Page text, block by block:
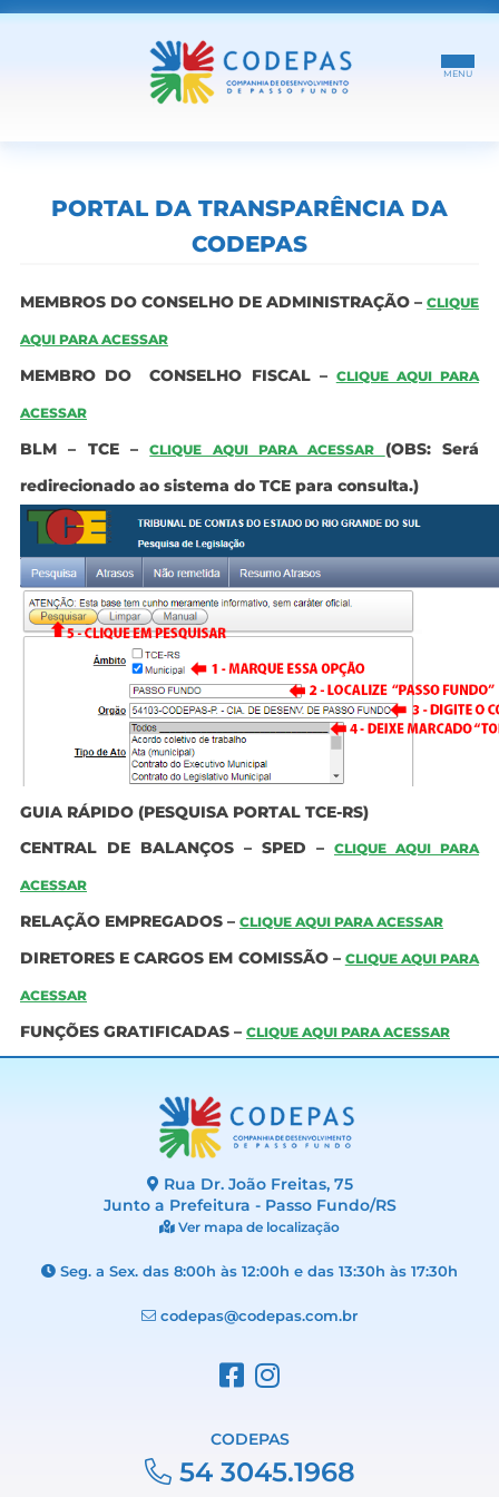
COLETA DE RESÍDUOS
ESTACIONAMENTO ROTATIVO
CONTATO
PORTAL DA TRANSPARÊNCIA DA
CODEPAS
MEMBROS DO CONSELHO DE ADMINISTRAÇÃO – CLIQUE
AQUI PARA ACESSAR
MEMBRO DO CONSELHO FISCAL –CLIQUE AQUI PARA
ACESSAR
BLM – TCE –CLIQUE AQUI PARA ACESSAR(OBS: Será
redirecionado ao sistema do TCE para consulta.)
GUIA RÁPIDO (PESQUISA PORTAL TCE-RS)
CENTRAL DE BALANÇOS – SPED – CLIQUE AQUI PARA
ACESSAR
RELAÇÃO EMPREGADOS – CLIQUE AQUI PARA ACESSAR
DIRETORES E CARGOS EM COMISSÃO –CLIQUE AQUI PARA
ACESSAR
FUNÇÕES GRATIFICADAS – CLIQUE AQUI PARA ACESSAR
Rua Dr. João Freitas, 75
Junto a Prefeitura - Passo Fundo/RS
Ver mapa de localização
Seg. a Sex. das 8:00h às 12:00h e das 13:30h às 17:30h
codepas@codepas.com.br
CODEPAS
54 3045.1968